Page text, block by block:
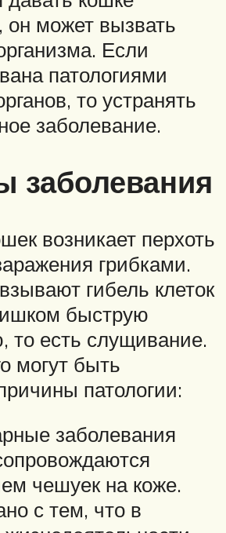
он может вызвать
Если
патологиями
то устранять
заболевание.
заболевания
возникает перхоть
грибками.
гибель клеток
быструю
то есть слущивание.
могут быть
патологии:
заболевания
чешуек на коже.
с тем, что в